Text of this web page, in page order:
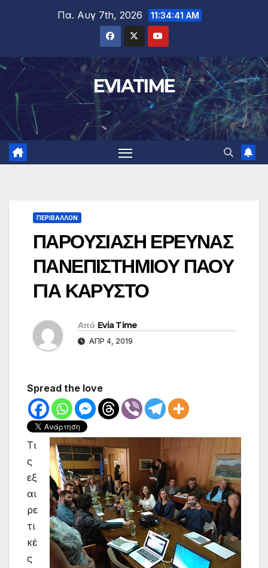
Πα. Αυγ 7th, 2026 11:34:42 AM
EVIATIME
ΠΕΡΙΒΑΛΛΟΝ
ΠΑΡΟΥΣΙΑΣΗ ΕΡΕΥΝΑΣ
ΠΑΝΕΠΙΣΤΗΜΙΟΥ ΠΑΟΥ
ΓΙΑ ΚΑΡΥΣΤΟ
Από Evia Time
ΑΠΡ 4, 2019
Spread the love
Τι
ς
εξ
αι
ρε
τι
κέ
ς